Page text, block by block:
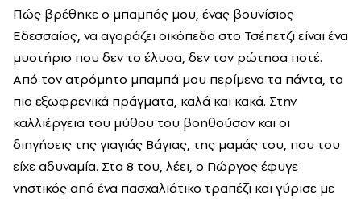
Πώς βρέθηκε ο μπαμπάς μου, ένας βουνίσιος
Εδεσσαίος, να αγοράζει οικόπεδο στο Τσέπετζι είναι ένα
μυστήριο που δεν το έλυσα, δεν τον ρώτησα ποτέ.
Από τον ατρόμητο μπαμπά μου περίμενα τα πάντα, τα
πιο εξωφρενικά πράγματα, καλά και κακά. Στην
καλλιέργεια του μύθου του βοηθούσαν και οι
διηγήσεις της γιαγιάς Βάγιας, της μαμάς του, που του
είχε αδυναμία. Στα 8 του, λέει, ο Γιώργος έφυγε
νηστικός από ένα πασχαλιάτικο τραπέζι και γύρισε με